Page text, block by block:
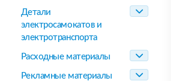
Детали
электросамокатов и
электротранспорта
Расходные материалы
Рекламные материалы